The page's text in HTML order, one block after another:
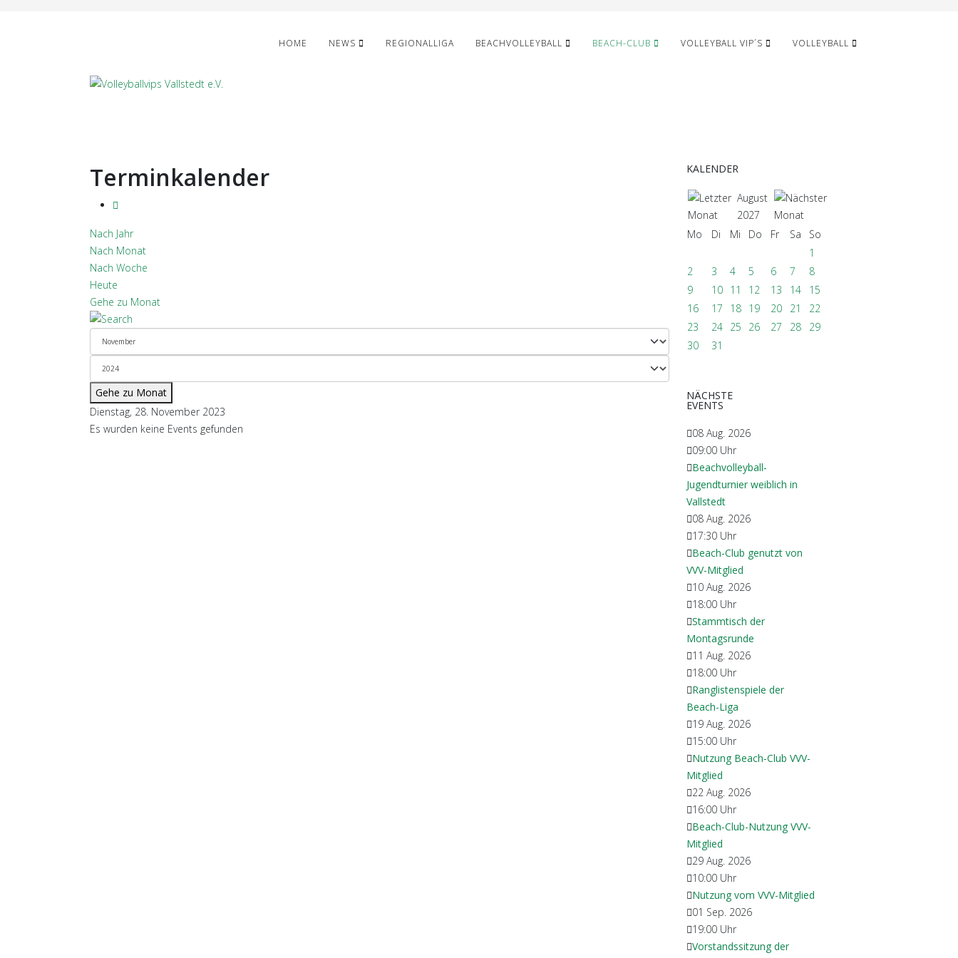
HOME NEWS REGIONALLIGA BEACHVOLLEYBALL BEACH-CLUB VOLLEYBALL VIP´S VOLLEYBALL
Terminkalender
Nach Jahr
Nach Monat
Nach Woche
Heute
Gehe zu Monat
Gehe zu Monat
Dienstag, 28. November 2023
Es wurden keine Events gefunden
KALENDER
August
2027
Mo
Di Mi Do Fr Sa
So
1
2
3 4 5 6 7
8
9
10 11 12 13 14
15
16
17 18 19 20 21
22
23
24 25 26 27 28
29
30
31
NÄCHSTE
EVENTS
08 Aug. 2026
09:00 Uhr
Beachvolleyball-
Jugendturnier weiblich in
Vallstedt
08 Aug. 2026
17:30 Uhr
Beach-Club genutzt von
VVV-Mitglied
10 Aug. 2026
18:00 Uhr
Stammtisch der
Montagsrunde
11 Aug. 2026
18:00 Uhr
Ranglistenspiele der
Beach-Liga
19 Aug. 2026
15:00 Uhr
Nutzung Beach-Club VVV-
Mitglied
22 Aug. 2026
16:00 Uhr
Beach-Club-Nutzung VVV-
Mitglied
29 Aug. 2026
10:00 Uhr
Nutzung vom VVV-Mitglied
01 Sep. 2026
19:00 Uhr
Vorstandssitzung der